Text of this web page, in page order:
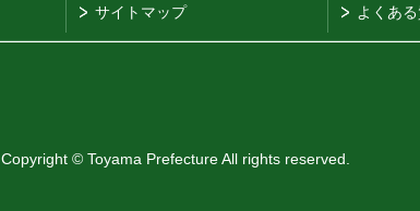
サイトマップ よくあ
Copyright © Toyama Prefecture All rights reserved.